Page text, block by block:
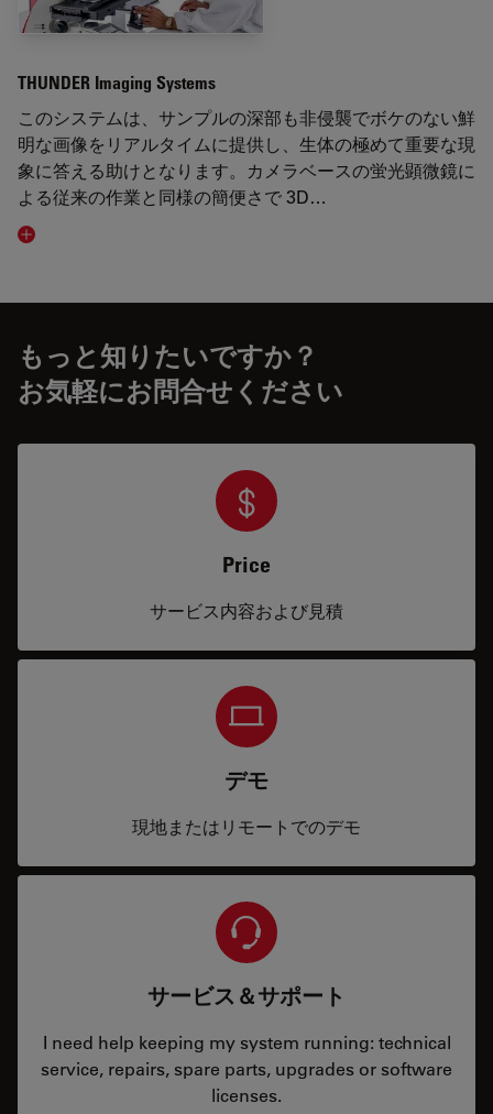
THUNDER Imaging Systems
このシステムは、サンプルの深部も非侵襲でボケのない鮮
明な画像をリアルタイムに提供し、生体の極めて重要な現
象に答える助けとなります。カメラベースの蛍光顕微鏡に
よる従来の作業と同様の簡便さで 3D…
Visit related page
もっと知りたいですか？
お気軽にお問合せください
Price
サービス内容および見積
デモ
現地またはリモートでのデモ
サービス＆サポート
I need help keeping my system running: technical
service, repairs, spare parts, upgrades or software
licenses.